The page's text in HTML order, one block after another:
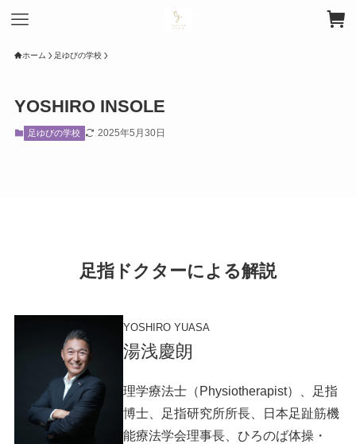
ホーム 足ゆびの学校
YOSHIRO INSOLE
足ゆびの学校 2025年5月30日
足指ドクターによる解説
YOSHIRO YUASA
湯浅慶朗
理学療法士（Physiotherapist）、足指
博士、足指研究所所長、日本足趾筋機
能療法学会理事長、ひろのば体操・